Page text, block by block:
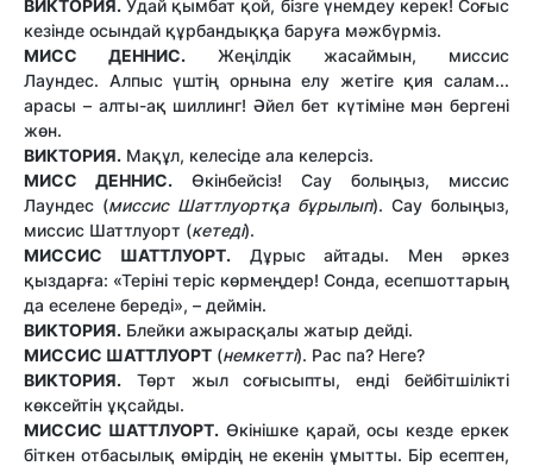
ВИКТОРИЯ. Удай қымбат қой, бізге үнемдеу керек! Соғыс
кезінде осындай құрбандыққа баруға мәжбүрміз.
МИСС ДЕННИС. Жеңілдік жасаймын, миссис
Лаундес. Алпыс үштің орнына елу жетіге қия салам...
арасы – алты-ақ шиллинг! Әйел бет күтіміне мән бергені
жөн.
ВИКТОРИЯ. Мақұл, келесіде ала келерсіз.
МИСС ДЕННИС. Өкінбейсіз! Сау болыңыз, миссис
Лаундес (миссис Шаттлуортқа бұрылып). Сау болыңыз,
миссис Шаттлуорт (кетеді).
МИССИС ШАТТЛУОРТ.Дұрыс айтады. Мен әркез
қыздарға: «Теріні теріс көрмеңдер! Сонда, есепшоттарың
да еселене береді», – деймін.
ВИКТОРИЯ. Блейки ажырасқалы жатыр дейді.
МИССИС ШАТТЛУОРТ (немкетті). Рас па? Неге?
ВИКТОРИЯ. Төрт жыл соғысыпты, енді бейбітшілікті
көксейтін ұқсайды.
МИССИС ШАТТЛУОРТ.Өкінішке қарай, осы кезде еркек
біткен отбасылық өмірдің не екенін ұмытты. Бір есептен,